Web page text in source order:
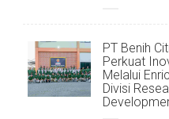
PT Benih
Perkuat
Melalui
Divisi